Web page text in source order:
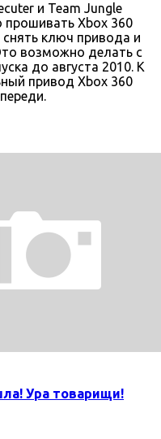
и Team Jungle
Xbox 360
ключ привода и
возможно делать с
до августа 2010. К
привод Xbox 360
Ура товарищи!